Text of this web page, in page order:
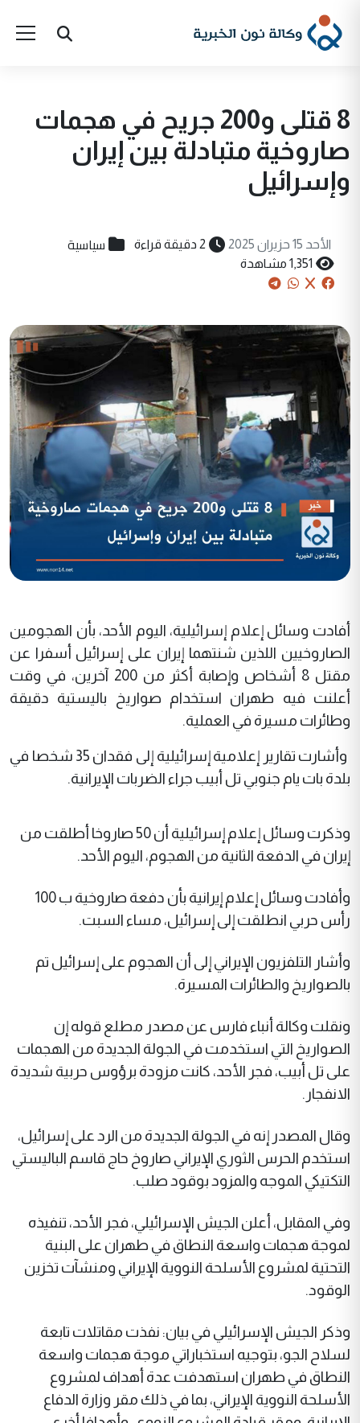
8 قتلى و200 جريح في هجمات
صاروخية متبادلة بين إيران
وإسرائيل
الأحد 15 حزيران 2025 2 دقيقة قراءة سياسية
1,351 مشاهدة
أفادت وسائل إعلام إسرائيلية، اليوم الأحد، بأن الهجومين
الصاروخيين اللذين شنتهما إيران على إسرائيل أسفرا عن
مقتل 8 أشخاص وإصابة أكثر من 200 آخرين، في وقت
أعلنت فيه طهران استخدام صواريخ باليستية دقيقة
وطائرات مسيرة في العملية.
وأشارت تقارير إعلامية إسرائيلية إلى فقدان 35 شخصا في
بلدة بات يام جنوبي تل أبيب جراء الضربات الإيرانية.
وذكرت وسائل إعلام إسرائيلية أن 50 صاروخا أطلقت من
إيران في الدفعة الثانية من الهجوم، اليوم الأحد.
وأفادت وسائل إعلام إيرانية بأن دفعة صاروخية ب 100
رأس حربي انطلقت إلى إسرائيل، مساء السبت.
وأشار التلفزيون الإيراني إلى أن الهجوم على إسرائيل تم
بالصواريخ والطائرات المسيرة.
ونقلت وكالة أنباء فارس عن مصدر مطلع قوله إن
الصواريخ التي استخدمت في الجولة الجديدة من الهجمات
على تل أبيب، فجر الأحد، كانت مزودة برؤوس حربية شديدة
الانفجار.
وقال المصدر إنه في الجولة الجديدة من الرد على إسرائيل،
استخدم الحرس الثوري الإيراني صاروخ حاج قاسم الباليستي
التكتيكي الموجه والمزود بوقود صلب.
وفي المقابل، أعلن الجيش الإسرائيلي، فجر الأحد، تنفيذه
لموجة هجمات واسعة النطاق في طهران على البنية
التحتية لمشروع الأسلحة النووية الإيراني ومنشآت تخزين
الوقود.
وذكر الجيش الإسرائيلي في بيان: نفذت مقاتلات تابعة
لسلاح الجو، بتوجيه استخباراتي موجة هجمات واسعة
النطاق في طهران استهدفت عدة أهداف لمشروع
الأسلحة النووية الإيراني، بما في ذلك مقر وزارة الدفاع